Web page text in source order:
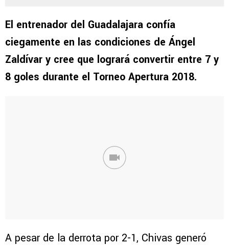
El entrenador del Guadalajara confía
ciegamente en las condiciones de Ángel
Zaldívar y cree que logrará convertir entre 7 y
8 goles durante el Torneo Apertura 2018.
A pesar de la derrota por 2-1, Chivas generó